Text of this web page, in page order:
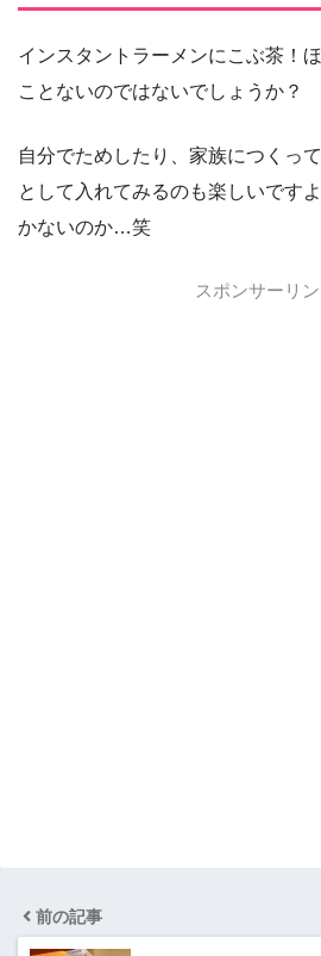
インスタントラーメンにこぶ茶！
ことないのではないでしょうか？
自分でためしたり、家族につくっ
として入れてみるのも楽しいです
かないのか…笑
スポンサーリン
前の記事